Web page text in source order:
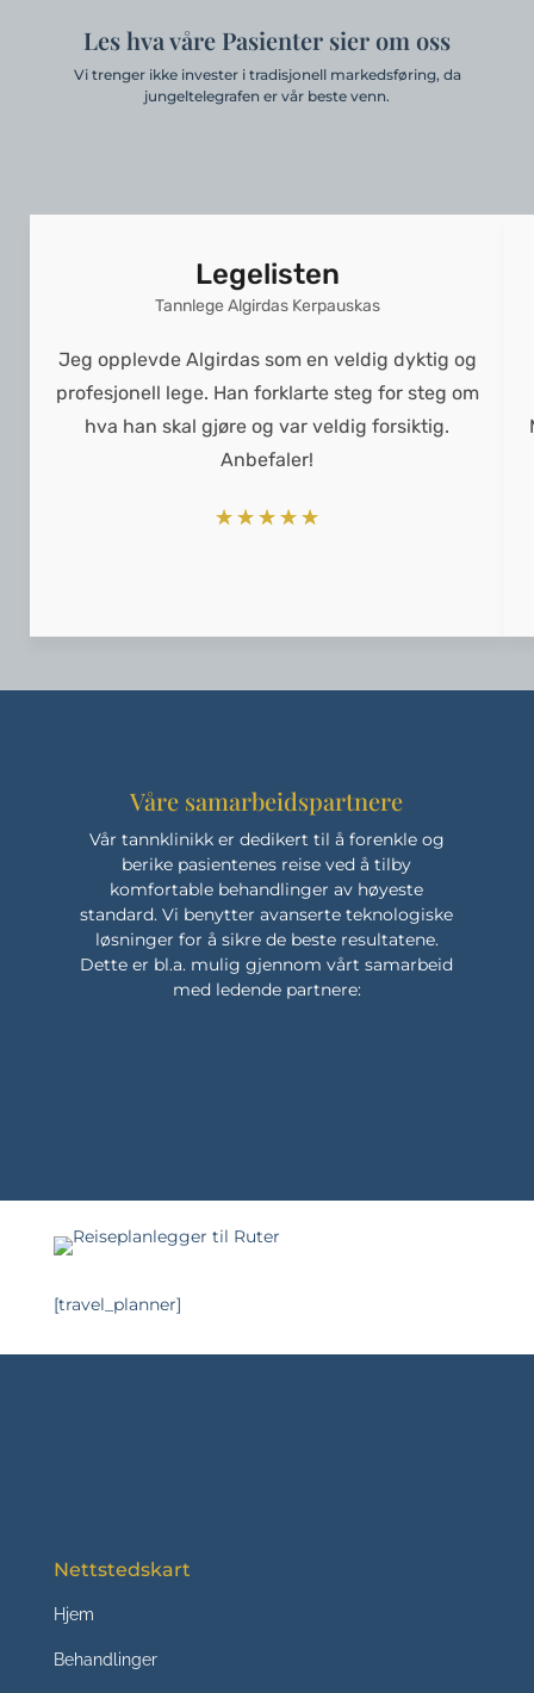
Les hva våre Pasienter sier om oss
Vi trenger ikke invester i tradisjonell markedsføring, da
jungeltelegrafen er vår beste venn.
Jeg opplevde Algirdas som en veldig dyktig og
profesjonell lege. Han forklarte steg for steg om
hva han skal gjøre og var veldig forsiktig.
Anbefaler!
Legelisten
Tannlege Algirdas Kerpauskas
☆ ☆ ☆ ☆ ☆
Våre samarbeidspartnere
Vår tannklinikk er dedikert til å forenkle og
berike pasientenes reise ved å tilby
komfortable behandlinger av høyeste
standard. Vi benytter avanserte teknologiske
løsninger for å sikre de beste resultatene.
Dette er bl.a. mulig gjennom vårt samarbeid
med ledende partnere:
[travel_planner]
Nettstedskart
Hjem
Behandlinger